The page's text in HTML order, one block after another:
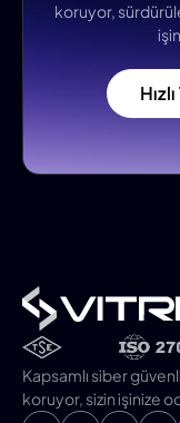
koruyor,
Kapsamlı siber
koruyor, sizin işinize